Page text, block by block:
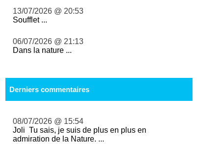
13/07/2026 @ 20:53
Soufflet ...
06/07/2026 @ 21:13
Dans la nature ...
Derniers commentaires
08/07/2026 @ 15:54
Joli Tu sais, je suis de plus en plus en
admiration de la Nature. ...